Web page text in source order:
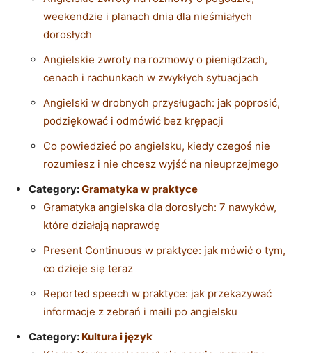
weekendzie i planach dnia dla nieśmiałych
dorosłych
Angielskie zwroty na rozmowy o pieniądzach,
cenach i rachunkach w zwykłych sytuacjach
Angielski w drobnych przysługach: jak poprosić,
podziękować i odmówić bez krępacji
Co powiedzieć po angielsku, kiedy czegoś nie
rozumiesz i nie chcesz wyjść na nieuprzejmego
Category:Gramatyka w praktyce
Gramatyka angielska dla dorosłych: 7 nawyków,
które działają naprawdę
Present Continuous w praktyce: jak mówić o tym,
co dzieje się teraz
Reported speech w praktyce: jak przekazywać
informacje z zebrań i maili po angielsku
Category: Kultura i język